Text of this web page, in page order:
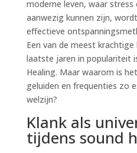
moderne leven, waar stress
aanwezig kunnen zijn,
effectieve
Een van de meest krachtige
laatste jaren in populariteit
Healing. Maar waarom is
geluiden en frequenties zo
welzijn?
Klank als
tijdens sound